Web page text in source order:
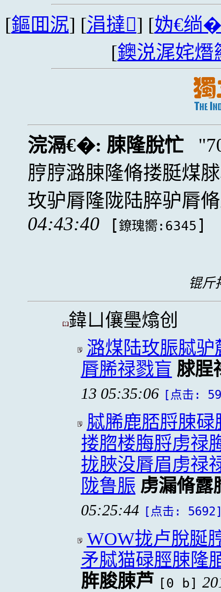
[鏂囬泦] [涓撻] [妫€绱
[鐭涚浘姹熸
浣滆€�: 脨隆脫忙
脝脝潞脨隆脩搂脡煤
玫驴脣隆陇陆脺驴脣
04:43:40
[鐐瑰嚮:6345 ]
锟斤
鍏ㄩ儴璺熻创
潞煤陆玫脤脦
脣脪禄戮盲 脙脭
13 05:35:06 [点击:
脦脪鹿脴脟脨
搂脗楼脢脟虏禄
拢脥没脣眉虏禄
陇鲁脤 虏漏脩露
05:25:44 [点击:
WOW拢卢脫脠
矛脦猫碌脛脨隆
脌脧脨芦 [0 b]